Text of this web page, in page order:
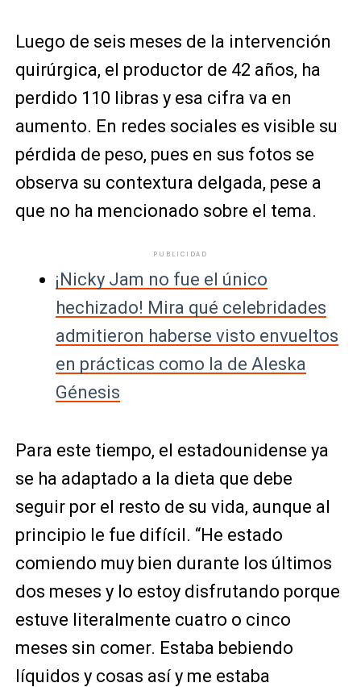
Luego de seis meses de la intervención
quirúrgica, el productor de 42 años, ha
perdido 110 libras y esa cifra va en
aumento. En redes sociales es visible su
pérdida de peso, pues en sus fotos se
observa su contextura delgada, pese a
que no ha mencionado sobre el tema.
PUBLICIDAD
¡Nicky Jam no fue el único
hechizado! Mira qué celebridades
admitieron haberse visto envueltos
en prácticas como la de Aleska
Génesis
Para este tiempo, el estadounidense ya
se ha adaptado a la dieta que debe
seguir por el resto de su vida, aunque al
principio le fue difícil. “He estado
comiendo muy bien durante los últimos
dos meses y lo estoy disfrutando porque
estuve literalmente cuatro o cinco
meses sin comer. Estaba bebiendo
líquidos y cosas así y me estaba